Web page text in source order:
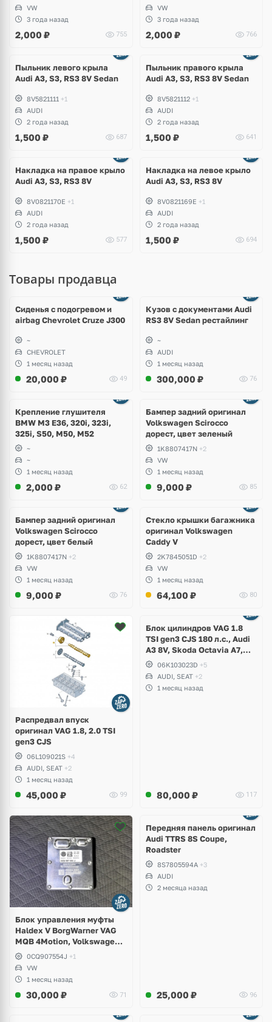
VW
3 года назад
2,000 ₽ 755
VW
3 года назад
2,000 ₽ 766
Пыльник левого крыла
Audi A3, S3, RS3 8V Sedan
8V5821111 +1
AUDI
2 года назад
1,500 ₽ 687
Пыльник правого крыла
Audi A3, S3, RS3 8V Sedan
8V5821112 +1
AUDI
2 года назад
1,500 ₽ 641
Накладка на правое крыло
Audi A3, S3, RS3 8V
8V0821170E +1
AUDI
2 года назад
1,500 ₽ 577
Накладка на левое крыло
Audi A3, S3, RS3 8V
8V0821169E +1
AUDI
2 года назад
1,500 ₽ 694
Товары продавца
Сиденья с подогревом и
airbag Chevrolet Cruze J300
~
CHEVROLET
1 месяц назад
20,000 ₽ 49
Кузов с документами Audi
RS3 8V Sedan рестайлинг
~
AUDI
1 месяц назад
300,000 ₽ 76
Крепление глушителя
BMW M3 E36, 320i, 323i,
325i, S50, M50, M52
~
~
1 месяц назад
2,000 ₽ 62
Бампер задний оригинал
Volkswagen Scirocco
дорест, цвет зеленый
1K8807417N +2
VW
1 месяц назад
9,000 ₽ 85
Бампер задний оригинал
Volkswagen Scirocco
дорест, цвет белый
1K8807417N +2
VW
1 месяц назад
9,000 ₽ 76
Стекло крышки багажника
оригинал Volkswagen
Caddy V
2K7845051D +2
VW
1 месяц назад
64,100 ₽ 80
Распредвал впуск
оригинал VAG 1.8, 2.0 TSI
gen3 CJS
06L109021S +4
AUDI, SEAT +2
1 месяц назад
45,000 ₽ 99
2 фото
Блок цилиндров VAG 1.8
TSI gen3 CJS 180 л.с., Audi
A3 8V, Skoda Octavia A7,
Superb, Volkswagen Passat
B8, Golf VII Alltrack, Seat
Leon
06K103023D +5
AUDI, SEAT +2
1 месяц назад
80,000 ₽ 117
Блок управления муфты
Haldex V BorgWarner VAG
MQB 4Motion, Volkswagen
Tiguan
0CQ907554J +1
VW
1 месяц назад
30,000 ₽ 71
2 фото
Передняя панель оригинал
Audi TTRS 8S Coupe,
Roadster
8S7805594A +3
AUDI
2 месяца назад
25,000 ₽ 96